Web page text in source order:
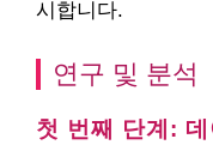
시합니다.
연구 및 분석
첫 번째 단계: 데